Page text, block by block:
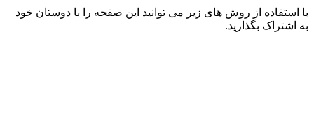
با استفاده از روش های زیر می توانید این صفحه را با دوستان خود
به اشتراک بگذارید.